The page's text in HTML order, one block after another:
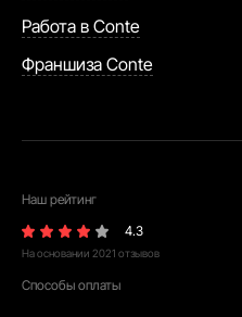
Работа в Conte
Франшиза Conte
Наш рейтинг
4.3
На основании 2021 отзывов
Способы оплаты